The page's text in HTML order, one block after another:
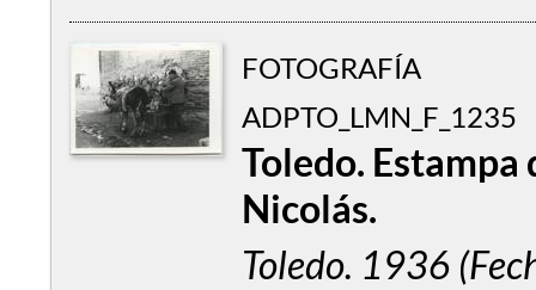
FOTOGRAFÍA
ADPTO_LMN_F_1235
Toledo. Estampa
Nicolás.
Toledo. 1936